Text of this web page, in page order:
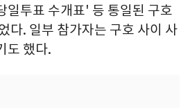
투표 수개표' 등 통일된 구호
다. 일부 참가자는 구호 사이 사
도 했다.